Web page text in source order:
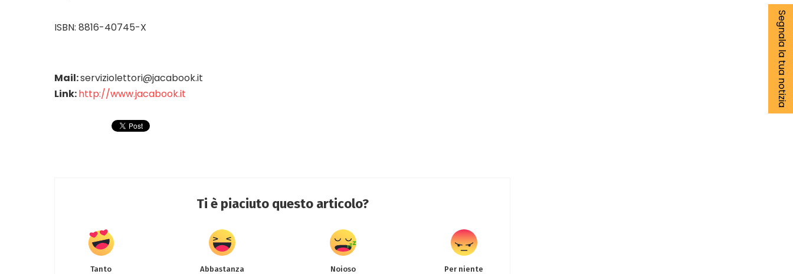
ISBN: 8816-40745-X
Mail:serviziolettori@jacabook.it
Link:http://www.jacabook.it
Ti è piaciuto questo articolo?
Tanto Abbastanza Noioso Per niente
Segnala la tua notizia